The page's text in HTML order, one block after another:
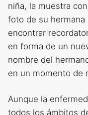
niña, la muestra
foto de su
encontrar
en forma de un
nombre del
en un momento de
Aunque la
todos los ámbitos